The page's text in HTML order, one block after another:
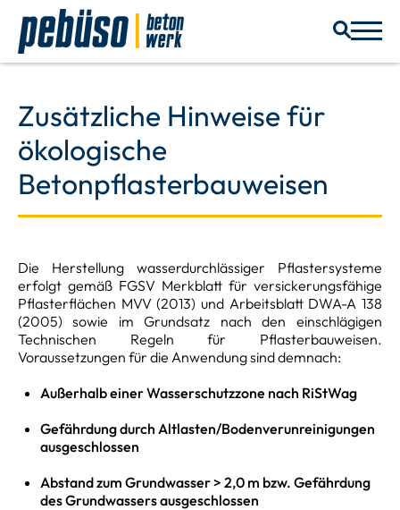
Zusätzliche Hinweise für
ökologische
Betonpflasterbauweisen
Die Herstellung wasserdurchlässiger Pflastersysteme
erfolgt gemäß FGSV Merkblatt für versickerungsfähige
Pflasterflächen MVV (2013) und Arbeitsblatt DWA-A 138
(2005) sowie im Grundsatz nach den einschlägigen
Technischen Regeln für Pflasterbauweisen.
Voraussetzungen für die Anwendung sind demnach:
Außerhalb einer Wasserschutzzone nach RiStWag
Gefährdung durch Altlasten/Bodenverunreinigungen
ausgeschlossen
Abstand zum Grundwasser > 2,0 m bzw. Gefährdung
des Grundwassers ausgeschlossen